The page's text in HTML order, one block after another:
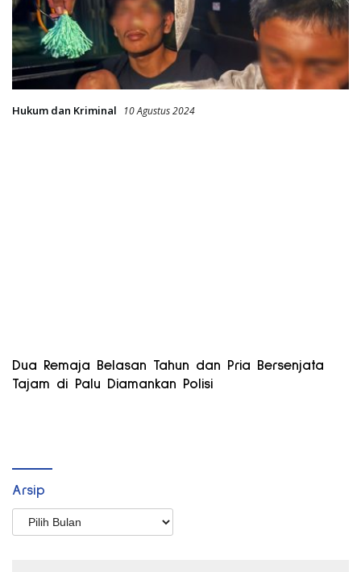
Hukum dan Kriminal 10 Agustus 2024
Dua Remaja Belasan Tahun dan Pria Bersenjata
Tajam di Palu Diamankan Polisi
Arsip
Arsip